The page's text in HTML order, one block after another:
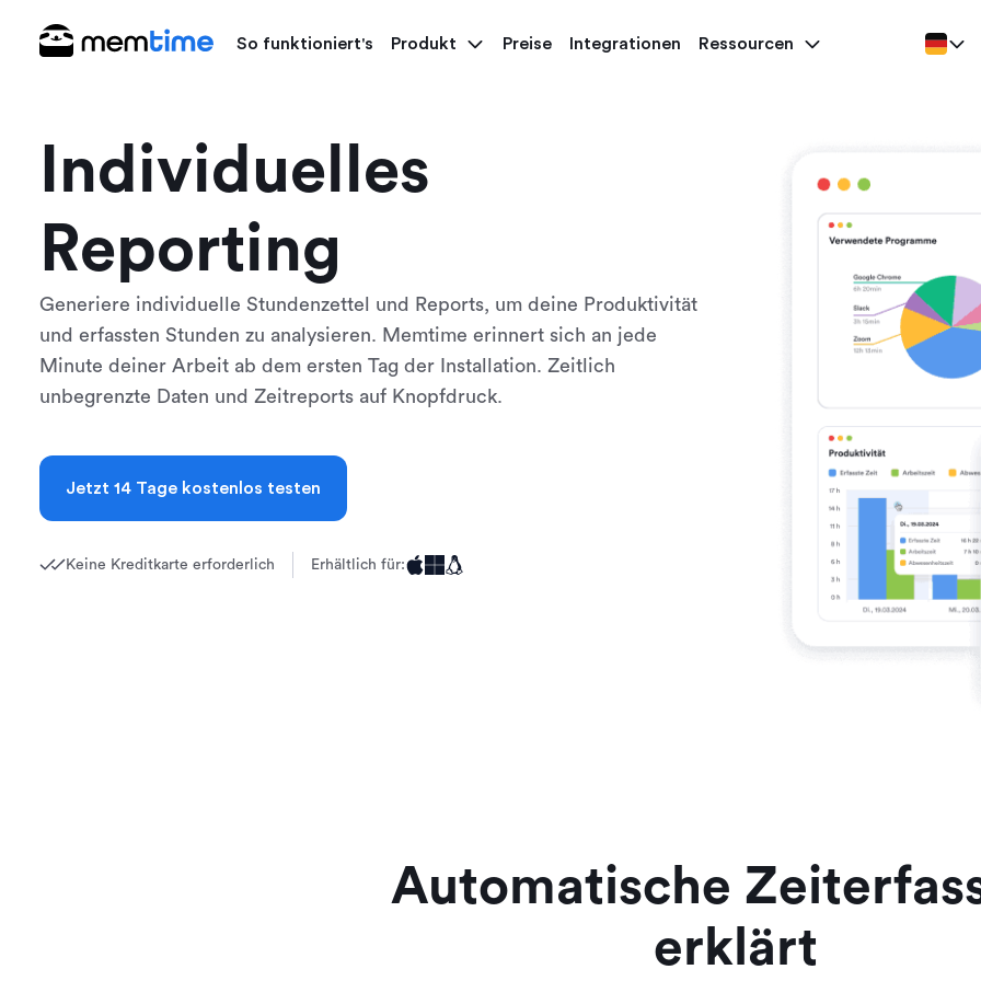
So funktioniert's Produkt Preise Integrationen Ressourcen
Individuelles
Reporting
Generiere individuelle Stundenzettel und Reports, um deine Produktivität
und erfassten Stunden zu analysieren. Memtime erinnert sich an jede
Minute deiner Arbeit ab dem ersten Tag der Installation. Zeitlich
unbegrenzte Daten und Zeitreports auf Knopfdruck.
Jetzt 14 Tage kostenlos testen
Keine Kreditkarte erforderlich Erhältlich für:
Automatische
erklärt